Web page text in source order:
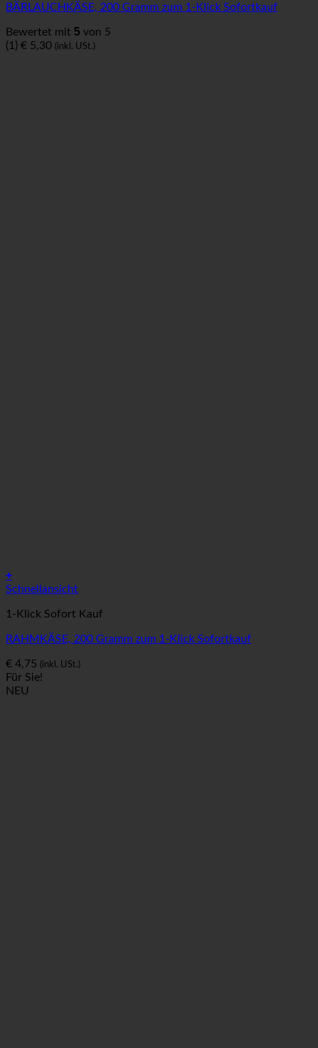
BÄRLAUCHKÄSE, 200 Gramm zum 1-Klick Sofortkauf
Bewertet mit 5 von 5
(1) € 5,30 (inkl. USt.)
+
Schnellansicht
1-Klick Sofort Kauf
RAHMKÄSE, 200 Gramm zum 1-Klick Sofortkauf
€ 4,75 (inkl. USt.)
Für Sie!
NEU